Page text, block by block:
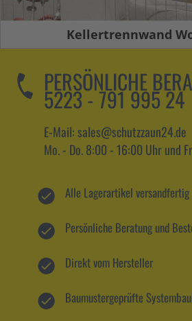
Kellertrennwand
PERSÖNLICHE
5223 - 791 995 24
E-Mail: sales@schutzzaun24.de
Mo. - Do. 8:00 - 16:00 Uhr und
Alle Lagerartikel
Persönliche Beratung und
Direkt vom Hersteller
Baumustergeprüfte